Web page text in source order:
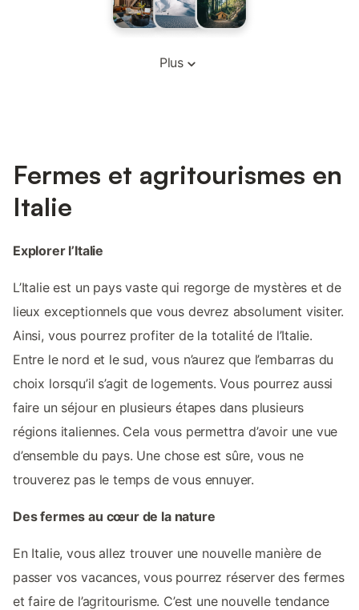
Plus
Fermes et agritourismes en
Italie
Explorer l’Italie
L’Italie est un pays vaste qui regorge de mystères et de
lieux exceptionnels que vous devrez absolument visiter.
Ainsi, vous pourrez profiter de la totalité de l’Italie.
Entre le nord et le sud, vous n’aurez que l’embarras du
choix lorsqu’il s’agit de logements. Vous pourrez aussi
faire un séjour en plusieurs étapes dans plusieurs
régions italiennes. Cela vous permettra d’avoir une vue
d’ensemble du pays. Une chose est sûre, vous ne
trouverez pas le temps de vous ennuyer.
Des fermes au cœur de la nature
En Italie, vous allez trouver une nouvelle manière de
passer vos vacances, vous pourrez réserver des fermes
et faire de l’agritourisme. C’est une nouvelle tendance